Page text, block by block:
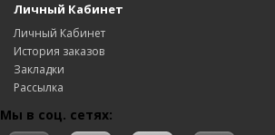
Личный Кабинет
Личный Кабинет
История заказов
Закладки
Рассылка
Мы в соц. сетях: